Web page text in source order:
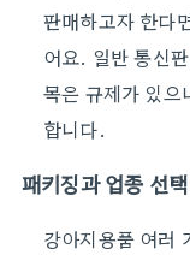
판매하고자 한다
어요. 일반 통신
목은 규제가 있으
합니다.
패키징과 업종 선택
강아지용품 여러